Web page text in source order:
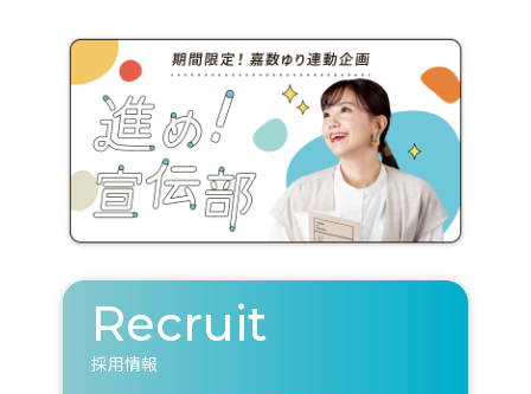
Recruit
採用情報